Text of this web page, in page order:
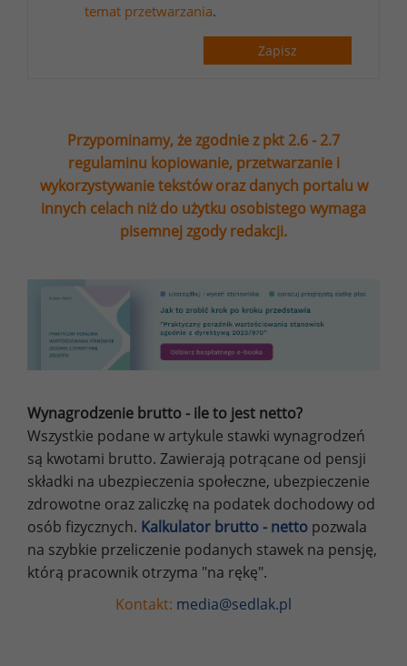
temat przetwarzania.
Zapisz
Przypominamy, że zgodnie z pkt 2.6 - 2.7
regulaminu kopiowanie, przetwarzanie i
wykorzystywanie tekstów oraz danych portalu w
innych celach niż do użytku osobistego wymaga
pisemnej zgody redakcji.
Wynagrodzenie brutto - ile to jest netto?
Wszystkie podane w artykule stawki wynagrodzeń
są kwotami brutto. Zawierają potrącane od pensji
składki na ubezpieczenia społeczne, ubezpieczenie
zdrowotne oraz zaliczkę na podatek dochodowy od
osób fizycznych. Kalkulator brutto - netto pozwala
na szybkie przeliczenie podanych stawek na pensję,
którą pracownik otrzyma "na rękę".
Kontakt: media@sedlak.pl